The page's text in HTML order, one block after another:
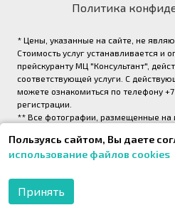
Политика
* Цены, указанные на сайте, не
Стоимость услуг устанавливается и
прейскуранту МЦ "Консультант",
соответствующей услуги. С
можете ознакомиться по телефону
регистрации.
** Все фотографии, размещенные на
«Консультант» (правообладатель ООО
Пользуясь сайтом, Вы даете
использование файлов cookies
Принять